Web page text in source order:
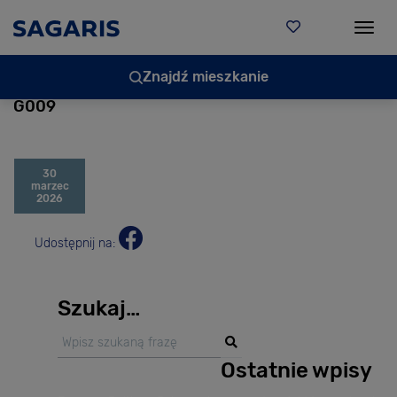
Znajdź mieszkanie
G009
30
marzec
2026
Udostępnij na:
Szukaj…
Ostatnie wpisy